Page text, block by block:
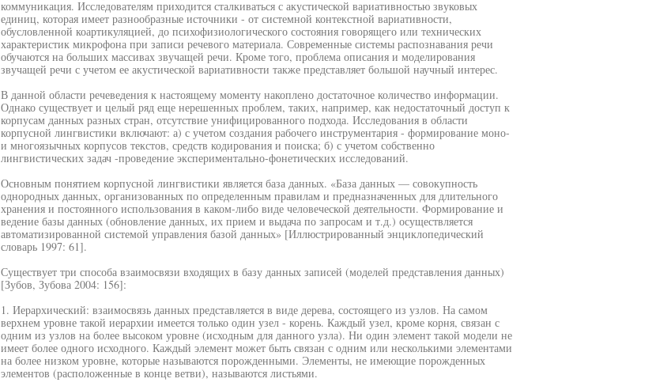
коммуникация. Исследователям приходится сталкиваться с акустической вариативностью звуковых
единиц, которая имеет разнообразные источники - от системной контекстной вариативности,
обусловленной коартикуляцией, до психофизиологического состояния говорящего или технических
характеристик микрофона при записи речевого материала. Современные системы распознавания речи
обучаются на больших массивах звучащей речи. Кроме того, проблема описания и моделирования
звучащей речи с учетом ее акустической вариативности также представляет большой научный интерес.
В данной области речеведения к настоящему моменту накоплено достаточное количество информации.
Однако существует и целый ряд еще нерешенных проблем, таких, например, как недостаточный доступ к
корпусам данных разных стран, отсутствие унифицированного подхода. Исследования в области
корпусной лингвистики включают: а) с учетом создания рабочего инструментария - формирование моно-
и многоязычных корпусов текстов, средств кодирования и поиска; б) с учетом собственно
лингвистических задач -проведение экспериментально-фонетических исследований.
Основным понятием корпусной лингвистики является база данных. «База данных — совокупность
однородных данных, организованных по определенным правилам и предназначенных для длительного
хранения и постоянного использования в каком-либо виде человеческой деятельности. Формирование и
ведение базы данных (обновление данных, их прием и выдача по запросам и т.д.) осуществляется
автоматизированной системой управления базой данных» [Иллюстрированный энциклопедический
словарь 1997: 61].
Существует три способа взаимосвязи входящих в базу данных записей (моделей представления данных)
[Зубов, Зубова 2004: 156]:
1. Иерархический: взаимосвязь данных представляется в виде дерева, состоящего из узлов. На самом
верхнем уровне такой иерархии имеется только один узел - корень. Каждый узел, кроме корня, связан с
одним из узлов на более высоком уровне (исходным для данного узла). Ни один элемент такой модели не
имеет более одного исходного. Каждый элемент может быть связан с одним или несколькими элементами
на более низком уровне, которые называются порожденными. Элементы, не имеющие порожденных
элементов (расположенные в конце ветви), называются листьями.